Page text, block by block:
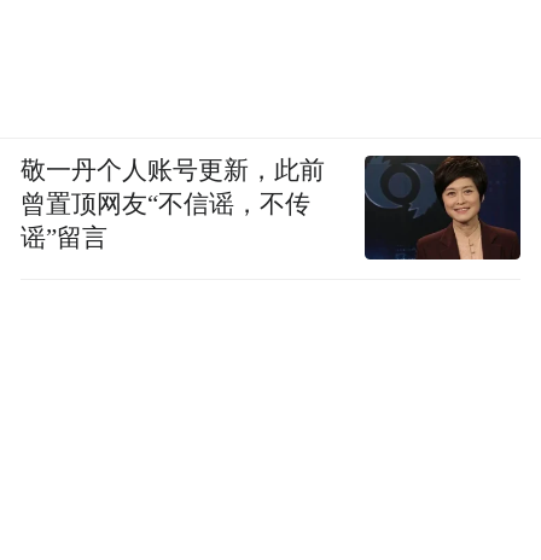
敬一丹个人账号更新，此前
曾置顶网友“不信谣，不传
谣”留言